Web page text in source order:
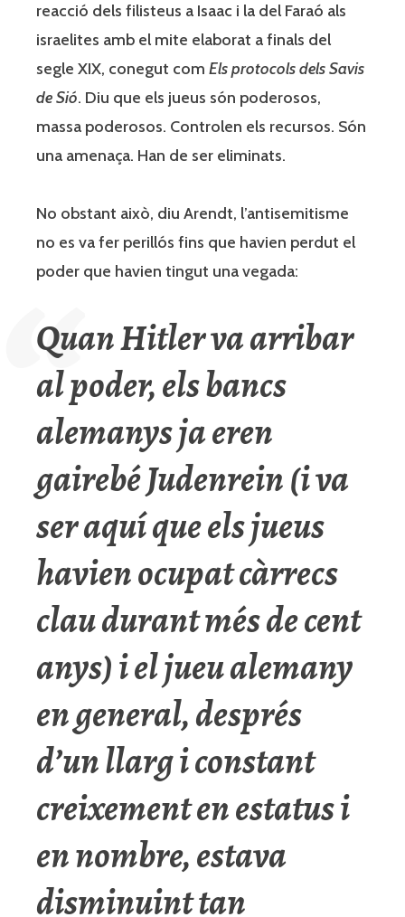
reacció dels filisteus a Isaac i la del Faraó als
israelites amb el mite elaborat a finals del
segle XIX, conegut com Els protocols dels Savis
de Sió. Diu que els jueus són poderosos,
massa poderosos. Controlen els recursos. Són
una amenaça. Han de ser eliminats.
No obstant això, diu Arendt, l’antisemitisme
no es va fer perillós fins que havien perdut el
poder que havien tingut una vegada:
Quan Hitler va arribar
al poder, els bancs
alemanys ja eren
gairebéJudenrein(i va
ser aquí que els jueus
havien ocupat càrrecs
clau durant més de cent
anys) i el jueu alemany
en general, després
d’un llarg i constant
creixement en estatus i
en nombre, estava
disminuint tan